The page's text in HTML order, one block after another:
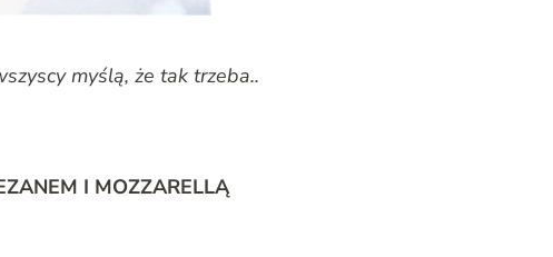
myślą, że tak trzeba..
I MOZZARELLĄ